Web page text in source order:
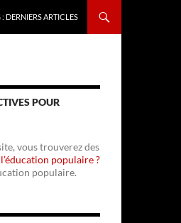
DERNIERS ARTICLES
POUR
vous trouverez des
populaire ?
populaire.